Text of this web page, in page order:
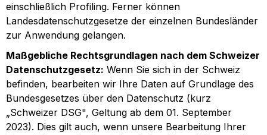
einschließlich Profiling. Ferner können
Landesdatenschutzgesetze der einzelnen Bundesländer
zur Anwendung gelangen.
Maßgebliche Rechtsgrundlagen nach dem Schweizer
Datenschutzgesetz: Wenn Sie sich in der Schweiz
befinden, bearbeiten wir Ihre Daten auf Grundlage des
Bundesgesetzes über den Datenschutz (kurz
„Schweizer DSG", Geltung ab dem 01. September
2023). Dies gilt auch, wenn unsere Bearbeitung Ihrer